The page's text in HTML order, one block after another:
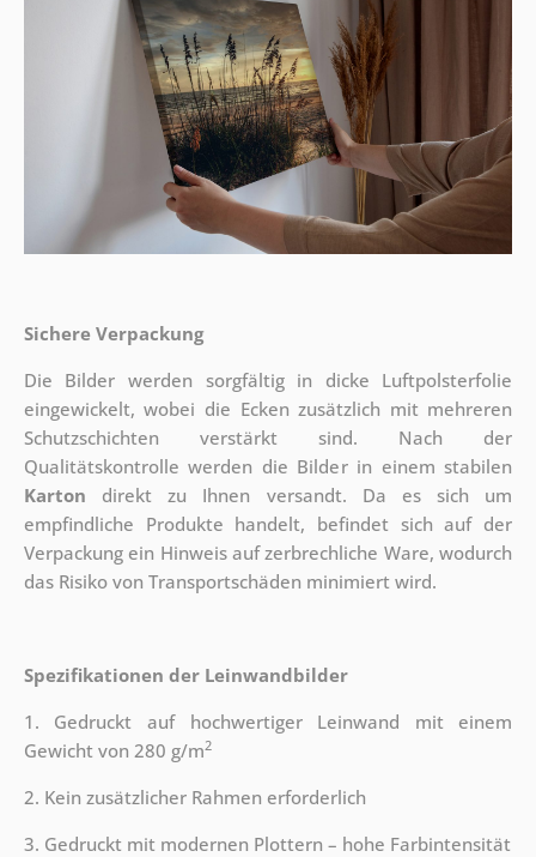
Sichere Verpackung
Die Bilder werden sorgfältig in dicke Luftpolsterfolie
eingewickelt, wobei die Ecken zusätzlich mit mehreren
Schutzschichten verstärkt sind. Nach der
Qualitätskontrolle werden die Bilder in einem stabilen
Karton direkt zu Ihnen versandt. Da es sich um
empfindliche Produkte handelt, befindet sich auf der
Verpackung ein Hinweis auf zerbrechliche Ware, wodurch
das Risiko von Transportschäden minimiert wird.
Spezifikationen der Leinwandbilder
1. Gedruckt auf hochwertiger Leinwand mit einem
Gewicht von 280 g/m2
2. Kein zusätzlicher Rahmen erforderlich
3. Gedruckt mit modernen Plottern – hohe Farbintensität